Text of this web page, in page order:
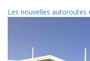
Les nouvelles